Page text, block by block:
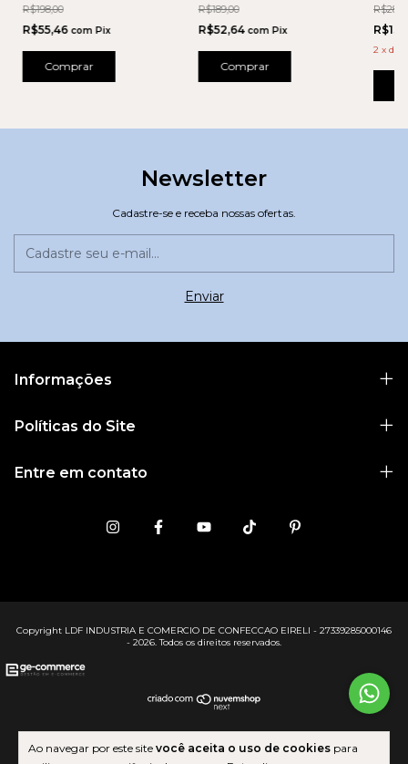
Ao navegar por este site você aceita o uso de cookies para
R$198,00
R$55,46 com Pix
Comprar
R$189,00
R$52,64 com Pix
Comprar
2 x de
Newsletter
Cadastre-se e receba nossas ofertas.
Informações
Políticas do Site
Entre em contato
Copyright LDF INDUSTRIA E COMERCIO DE CONFECCAO EIRELI - 27339285000146
- 2026. Todos os direitos reservados.